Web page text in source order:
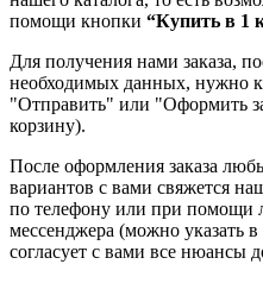
помощи кнопки “Купить в 1
Для получения нами заказа,
необходимых данных, нужно
"Отправить" или "Оформить
корзину).
После оформления заказа
вариантов с вами свяжется
по телефону или при помощи
мессенджера (можно указать
согласует с вами все нюансы